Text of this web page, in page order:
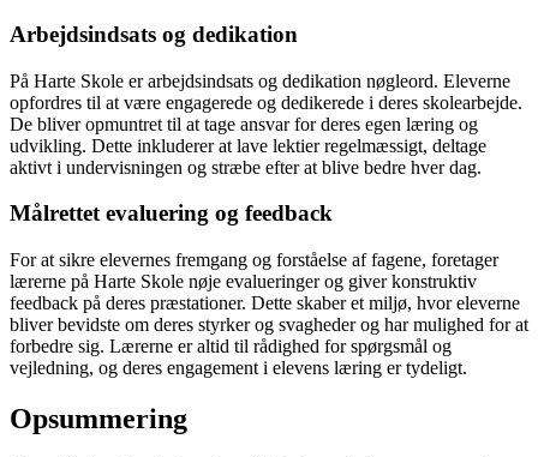
Arbejdsindsats og dedikation
På Harte Skole er arbejdsindsats og dedikation nøgleord. Eleverne
opfordres til at være engagerede og dedikerede i deres skolearbejde.
De bliver opmuntret til at tage ansvar for deres egen læring og
udvikling. Dette inkluderer at lave lektier regelmæssigt, deltage
aktivt i undervisningen og stræbe efter at blive bedre hver dag.
Målrettet evaluering og feedback
For at sikre elevernes fremgang og forståelse af fagene, foretager
lærerne på Harte Skole nøje evalueringer og giver konstruktiv
feedback på deres præstationer. Dette skaber et miljø, hvor eleverne
bliver bevidste om deres styrker og svagheder og har mulighed for at
forbedre sig. Lærerne er altid til rådighed for spørgsmål og
vejledning, og deres engagement i elevens læring er tydeligt.
Opsummering